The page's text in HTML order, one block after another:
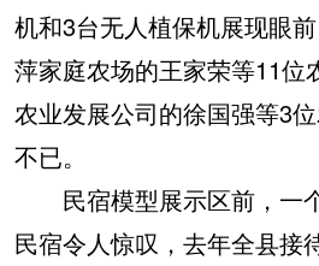
机和3台无人植保机展现眼
萍家庭农场的王家荣等11位
农业发展公司的徐国强等3
不已。
民宿模型展示区前，一
民宿令人惊叹，去年全县接